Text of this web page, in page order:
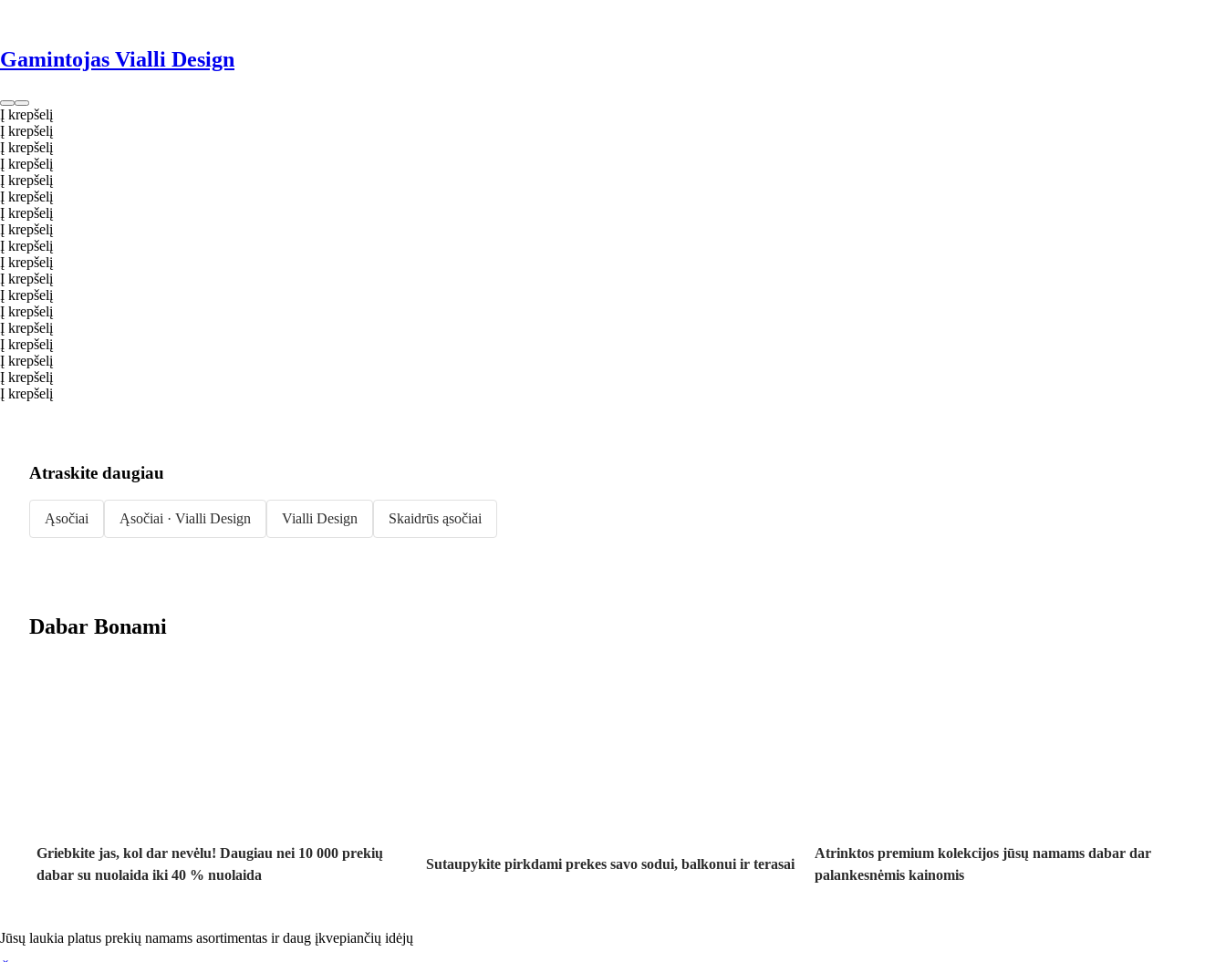
Gamintojas Vialli Design
Į krepšelį
Į krepšelį
Į krepšelį
Į krepšelį
Į krepšelį
Į krepšelį
Į krepšelį
Į krepšelį
Į krepšelį
Į krepšelį
Į krepšelį
Į krepšelį
Į krepšelį
Į krepšelį
Į krepšelį
Į krepšelį
Į krepšelį
Į krepšelį
Atraskite daugiau
Ąsočiai Ąsočiai · Vialli Design Vialli Design Skaidrūs ąsočiai
Dabar Bonami
Griebkite jas, kol dar nevėlu! Daugiau nei 10 000 prekių
dabar su nuolaida iki 40 % nuolaida
Sutaupykite pirkdami prekes savo sodui, balkonui ir terasai
Atrinktos premium kolekcijos jūsų namams dabar dar
palankesnėmis kainomis
Jūsų laukia platus prekių namams asortimentas ir daug įkvepiančių idėjų